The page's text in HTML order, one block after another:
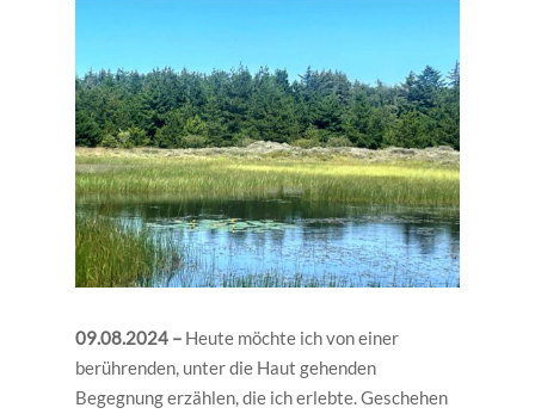
09.08.2024 –Heute möchte ich von einer
berührenden, unter die Haut gehenden
Begegnung erzählen, die ich erlebte. Geschehen